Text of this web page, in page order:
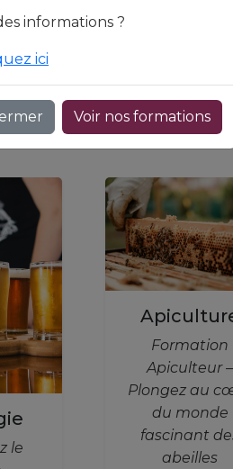
vie.
Découvrez
vin au
En savoir
le
Formation
Apiculteur –
Plongez au
du monde
fascinant
abeilles
informations ?
ici
Voir nos formations